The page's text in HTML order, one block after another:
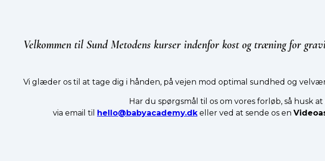
Velkommen til Sund Metodens kurser indenfor kost og træning for
Vi glæder os til at tage dig i hånden, på vejen mod optimal sundhed og
Har du spørgsmål til os om vores forløb, så husk
via email til
hello@babyacademy.dkeller ved at sende os en